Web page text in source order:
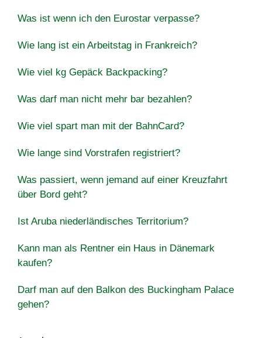
Was ist wenn ich den Eurostar verpasse?
Wie lang ist ein Arbeitstag in Frankreich?
Wie viel kg Gepäck Backpacking?
Was darf man nicht mehr bar bezahlen?
Wie viel spart man mit der BahnCard?
Wie lange sind Vorstrafen registriert?
Was passiert, wenn jemand auf einer Kreuzfahrt
über Bord geht?
Ist Aruba niederländisches Territorium?
Kann man als Rentner ein Haus in Dänemark
kaufen?
Darf man auf den Balkon des Buckingham Palace
gehen?